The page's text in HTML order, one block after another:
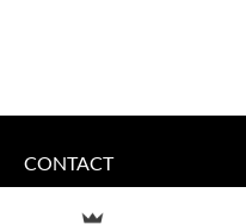
CONTACT